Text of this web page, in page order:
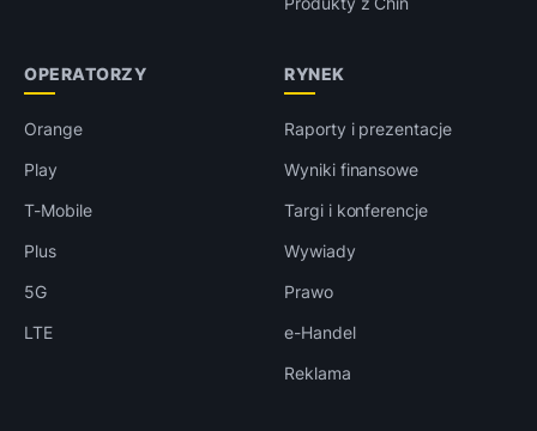
OPERATORZY
Orange
Play
T-Mobile
Plus
5G
LTE
RYNEK
Raporty i prezentacje
Wyniki finansowe
Targi i konferencje
Wywiady
Prawo
e-Handel
Reklama